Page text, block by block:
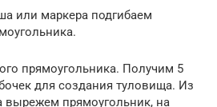
или маркера подгибаем
прямоугольника. Получим 5
для создания туловища. Из
вырежем прямоугольник, на